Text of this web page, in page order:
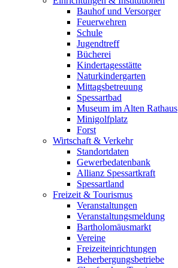
Bauhof und Versorger
Feuerwehren
Schule
Jugendtreff
Bücherei
Kindertagesstätte
Naturkindergarten
Mittagsbetreuung
Spessartbad
Museum im Alten Rathaus
Minigolfplatz
Forst
Wirtschaft & Verkehr
Standortdaten
Gewerbedatenbank
Allianz Spessartkraft
Spessartland
Freizeit & Tourismus
Veranstaltungen
Veranstaltungsmeldung
Bartholomäusmarkt
Vereine
Freizeiteinrichtungen
Beherbergungsbetriebe